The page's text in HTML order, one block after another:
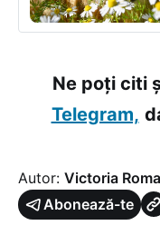
Ne poți citi
Telegram,
Autor: Victoria
Abonează-te